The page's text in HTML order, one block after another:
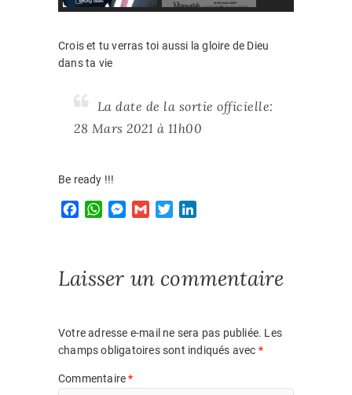
Crois et tu verras toi aussi la gloire de Dieu
dans ta vie
La date de la sortie officielle:
28 Mars 2021 à 11h00
Be ready !!!
b
k
W
s
p
M
e
e
r
G
l
t
e
n
Laisser un commentaire
Votre adresse e-mail ne sera pas publiée. Les
champs obligatoires sont indiqués avec *
Commentaire*